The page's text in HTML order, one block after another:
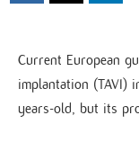
Current European
implantation (TAVI)
years-old, but its